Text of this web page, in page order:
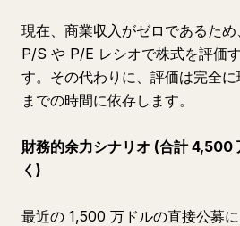
現在、商業収入がゼロであるた
P/S や P/E レシオで株式を評価
す。その代わりに、評価は完全
までの時間に依存します。
財務的余力シナリオ (合計 4,500
く)
最近の 1,500 万ドルの直接公募